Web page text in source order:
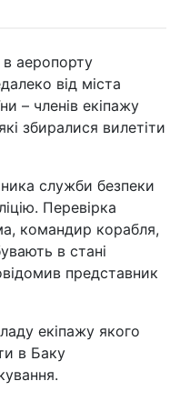
в аеропорту
від міста
– членів екіпажу
збиралися вилетіти
служби безпеки
Перевірка
командир корабля,
в стані
представник
екіпажу якого
в Баку